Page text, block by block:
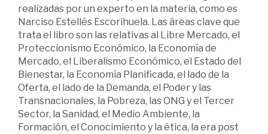
realizadas por un experto en la materia, como es
Narciso Estellés Escorihuela. Las áreas clave que
trata el libro son las relativas al Libre Mercado, el
Proteccionismo Económico, la Economía de
Mercado, el Liberalismo Económico, el Estado del
Bienestar, la Economía Planificada, el lado de la
Oferta, el lado de la Demanda, el Poder y las
Transnacionales, la Pobreza, las ONG y el Tercer
Sector, la Sanidad, el Medio Ambiente, la
Formación, el Conocimiento y la ética, la era post